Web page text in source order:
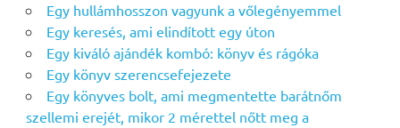
Egy hullámhosszon vagyunk a vőlegényemmel
Egy keresés, ami elindított egy úton
Egy kiváló ajándék kombó: könyv és rágóka
Egy könyv szerencsefejezete
Egy könyves bolt, ami megmentette barátnőm
szellemi erejét, mikor 2 mérettel nőtt meg a